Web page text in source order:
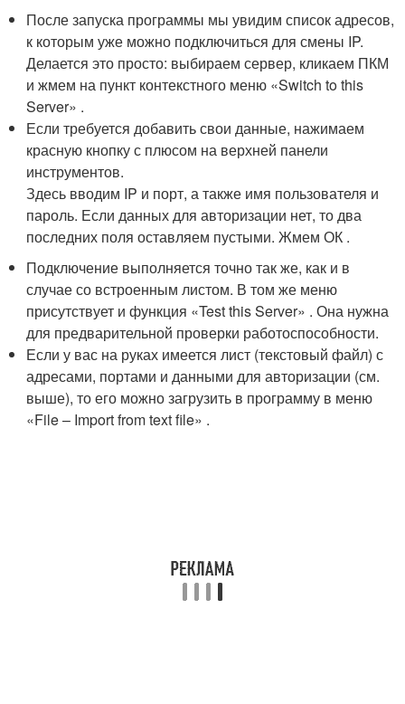
После запуска программы мы увидим список адресов,
к которым уже можно подключиться для смены IP.
Делается это просто: выбираем сервер, кликаем ПКМ
и жмем на пункт контекстного меню «Switch to this
Server» .
Если требуется добавить свои данные, нажимаем
красную кнопку с плюсом на верхней панели
инструментов.
Здесь вводим IP и порт, а также имя пользователя и
пароль. Если данных для авторизации нет, то два
последних поля оставляем пустыми. Жмем ОК .
Подключение выполняется точно так же, как и в
случае со встроенным листом. В том же меню
присутствует и функция «Test this Server» . Она нужна
для предварительной проверки работоспособности.
Если у вас на руках имеется лист (текстовый файл) с
адресами, портами и данными для авторизации (см.
выше), то его можно загрузить в программу в меню
«File – Import from text file» .